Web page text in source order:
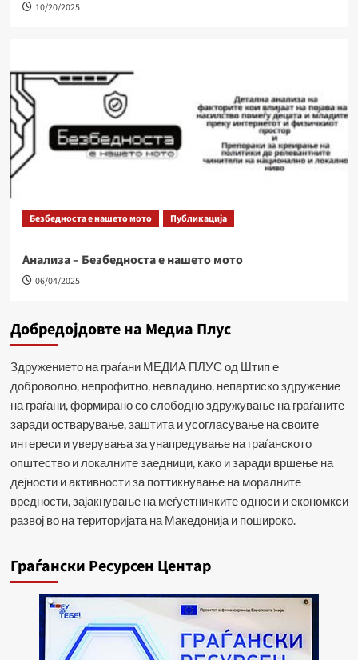
10/20/2025
Безбедноста е нашето мото Публикација
Анализа – Безбедноста е нашето мото
06/04/2025
Добредојдовте на Медиа Плус
Здружението на граѓани МЕДИА ПЛУС од Штип е
доброволно, непрофитно, невладино, непартиско здружение
на граѓани, формирано со слободно здружување на граѓаните
заради остварување, заштита и усогласување на своите
интереси и уверувања за унапредување на граѓанското
општество и локалните заедници, како и заради вршење на
дејности и активности за поттикнување на моралните
вредности, зајакнување на меѓуетничките односи и економкси
развој во на територијата на Македонија и пошироко.
Граѓански Ресурсен Центар